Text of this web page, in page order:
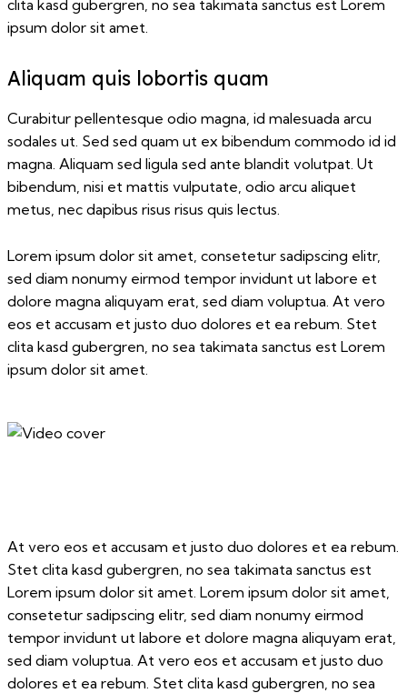
clita kasd gubergren, no sea takimata sanctus est Lorem
ipsum dolor sit amet.
Aliquam quis lobortis quam
Curabitur pellentesque odio magna, id malesuada arcu
sodales ut. Sed sed quam ut ex bibendum commodo id id
magna. Aliquam sed ligula sed ante blandit volutpat. Ut
bibendum, nisi et mattis vulputate, odio arcu aliquet
metus, nec dapibus risus risus quis lectus.
Lorem ipsum dolor sit amet, consetetur sadipscing elitr,
sed diam nonumy eirmod tempor invidunt ut labore et
dolore magna aliquyam erat, sed diam voluptua. At vero
eos et accusam et justo duo dolores et ea rebum. Stet
clita kasd gubergren, no sea takimata sanctus est Lorem
ipsum dolor sit amet.
At vero eos et accusam et justo duo dolores et ea rebum.
Stet clita kasd gubergren, no sea takimata sanctus est
Lorem ipsum dolor sit amet. Lorem ipsum dolor sit amet,
consetetur sadipscing elitr, sed diam nonumy eirmod
tempor invidunt ut labore et dolore magna aliquyam erat,
sed diam voluptua. At vero eos et accusam et justo duo
dolores et ea rebum. Stet clita kasd gubergren, no sea